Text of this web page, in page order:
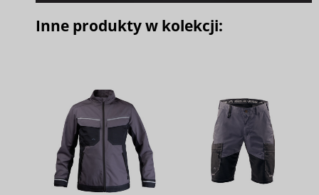
Inne produkty w kolekcji: